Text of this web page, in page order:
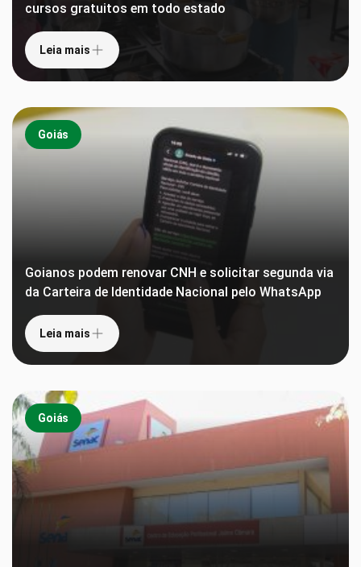
cursos gratuitos em todo estado
Leia mais
Goiás
Goianos podem renovar CNH e solicitar segunda via
da Carteira de Identidade Nacional pelo WhatsApp
Leia mais
Goiás